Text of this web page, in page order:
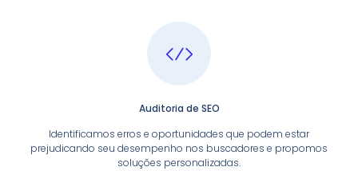
Auditoria de SEO
Identificamos erros e oportunidades que podem estar
prejudicando seu desempenho nos buscadores e propomos
soluções personalizadas.